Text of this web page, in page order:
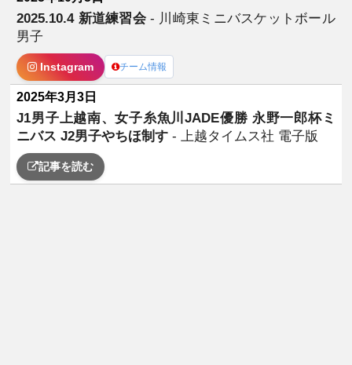
2025.10.4 新道練習会- 川崎東ミニバスケットボール
男子
Instagram チーム情報
2025年3月3日
J1男子上越南、女子糸魚川JADE優勝 永野一郎杯ミ
ニバス J2男子やちほ制す- 上越タイムス社 電子版
記事を読む